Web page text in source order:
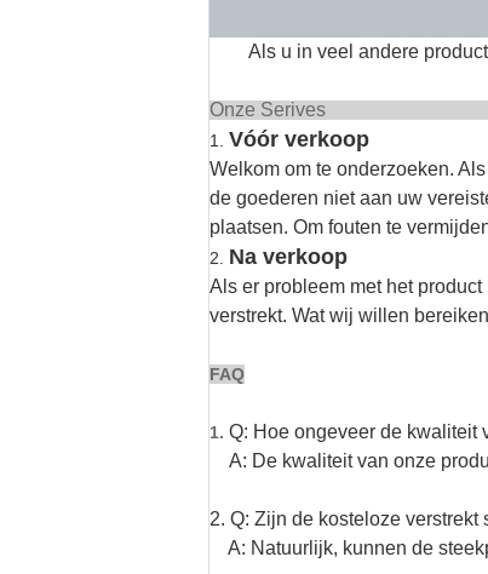
Als u in veel andere
1. Vóór verkoop
Welkom om te onderzoeken.
de goederen niet aan uw
plaatsen. Om fouten te
2. Na verkoop
Als er probleem met het
verstrekt. Wat wij willen
FAQ
1. Q: Hoe ongeveer de kwaliteit
A: De kwaliteit van onze
2. Q: Zijn de kosteloze verstrekt
A: Natuurlijk, kunnen de